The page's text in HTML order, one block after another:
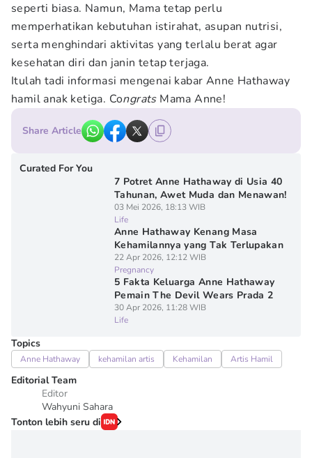
seperti biasa. Namun, Mama tetap perlu
memperhatikan kebutuhan istirahat, asupan nutrisi,
serta menghindari aktivitas yang terlalu berat agar
kesehatan diri dan janin tetap terjaga.
Itulah tadi informasi mengenai kabar Anne Hathaway
hamil anak ketiga. CongratsMama Anne!
Share Article
Curated For You
7 Potret Anne Hathaway di Usia 40
Tahunan, Awet Muda dan Menawan!
03 Mei 2026, 18:13 WIB
Life
Anne Hathaway Kenang Masa
Kehamilannya yang Tak Terlupakan
22 Apr 2026, 12:12 WIB
Pregnancy
5 Fakta Keluarga Anne Hathaway
Pemain The Devil Wears Prada 2
30 Apr 2026, 11:28 WIB
Life
Topics
Anne Hathaway kehamilan artis Kehamilan Artis Hamil
Editorial Team
Editor
Wahyuni Sahara
Tonton lebih seru di